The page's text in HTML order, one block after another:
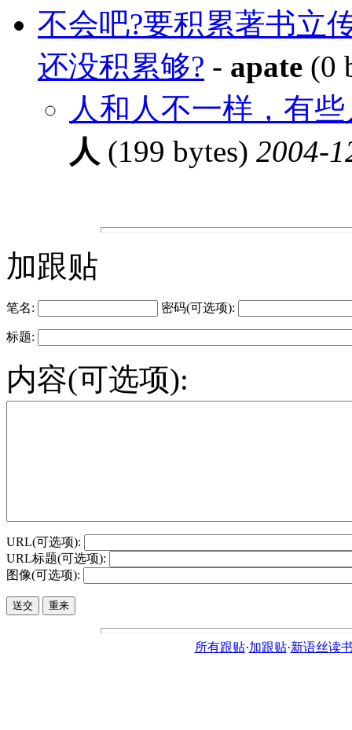
不会吧?要积累著书立
还没积累够? - apate (0
人和人不一样，有
人 (199 bytes) 2004-
加跟贴
笔名: 密码(可选项):
标题:
内容(可选项):
URL(可选项):
URL标题(可选项):
图像(可选项):
所有跟贴·加跟贴·新语丝读